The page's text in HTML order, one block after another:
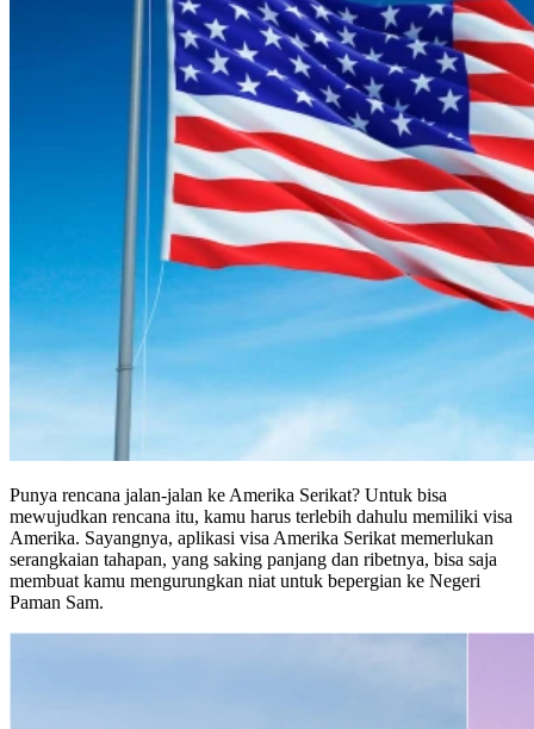
Punya rencana jalan-jalan ke Amerika Serikat? Untuk bisa
mewujudkan rencana itu, kamu harus terlebih dahulu memiliki visa
Amerika. Sayangnya, aplikasi visa Amerika Serikat memerlukan
serangkaian tahapan, yang saking panjang dan ribetnya, bisa saja
membuat kamu mengurungkan niat untuk bepergian ke Negeri
Paman Sam.